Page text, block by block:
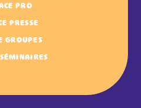
PRO
PRESSE
GROUPES